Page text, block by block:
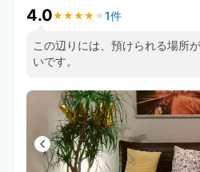
4.0★ ★ ★ ★ ★
★ ★ ★ ★ ★ 1件
この辺りには、預けられる場所
いです。